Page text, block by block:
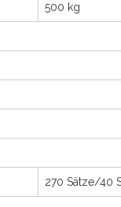
500 kg
270 Sätze/40